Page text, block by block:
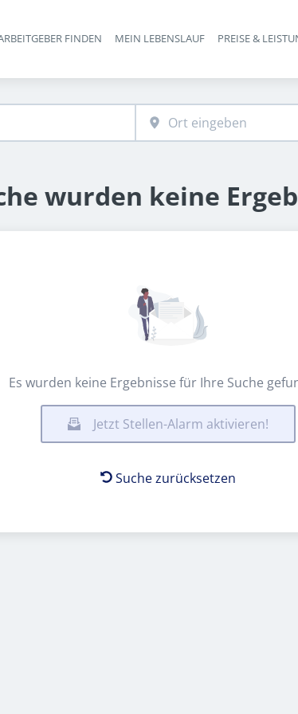
Haupt-
FINDEN MEIN LEBENSLAUF PREISE &
wurden keine
Es wurden keine Ergebnisse für Ihre Suche
Jetzt Stellen-Alarm aktivieren!
Suche zurücksetzen